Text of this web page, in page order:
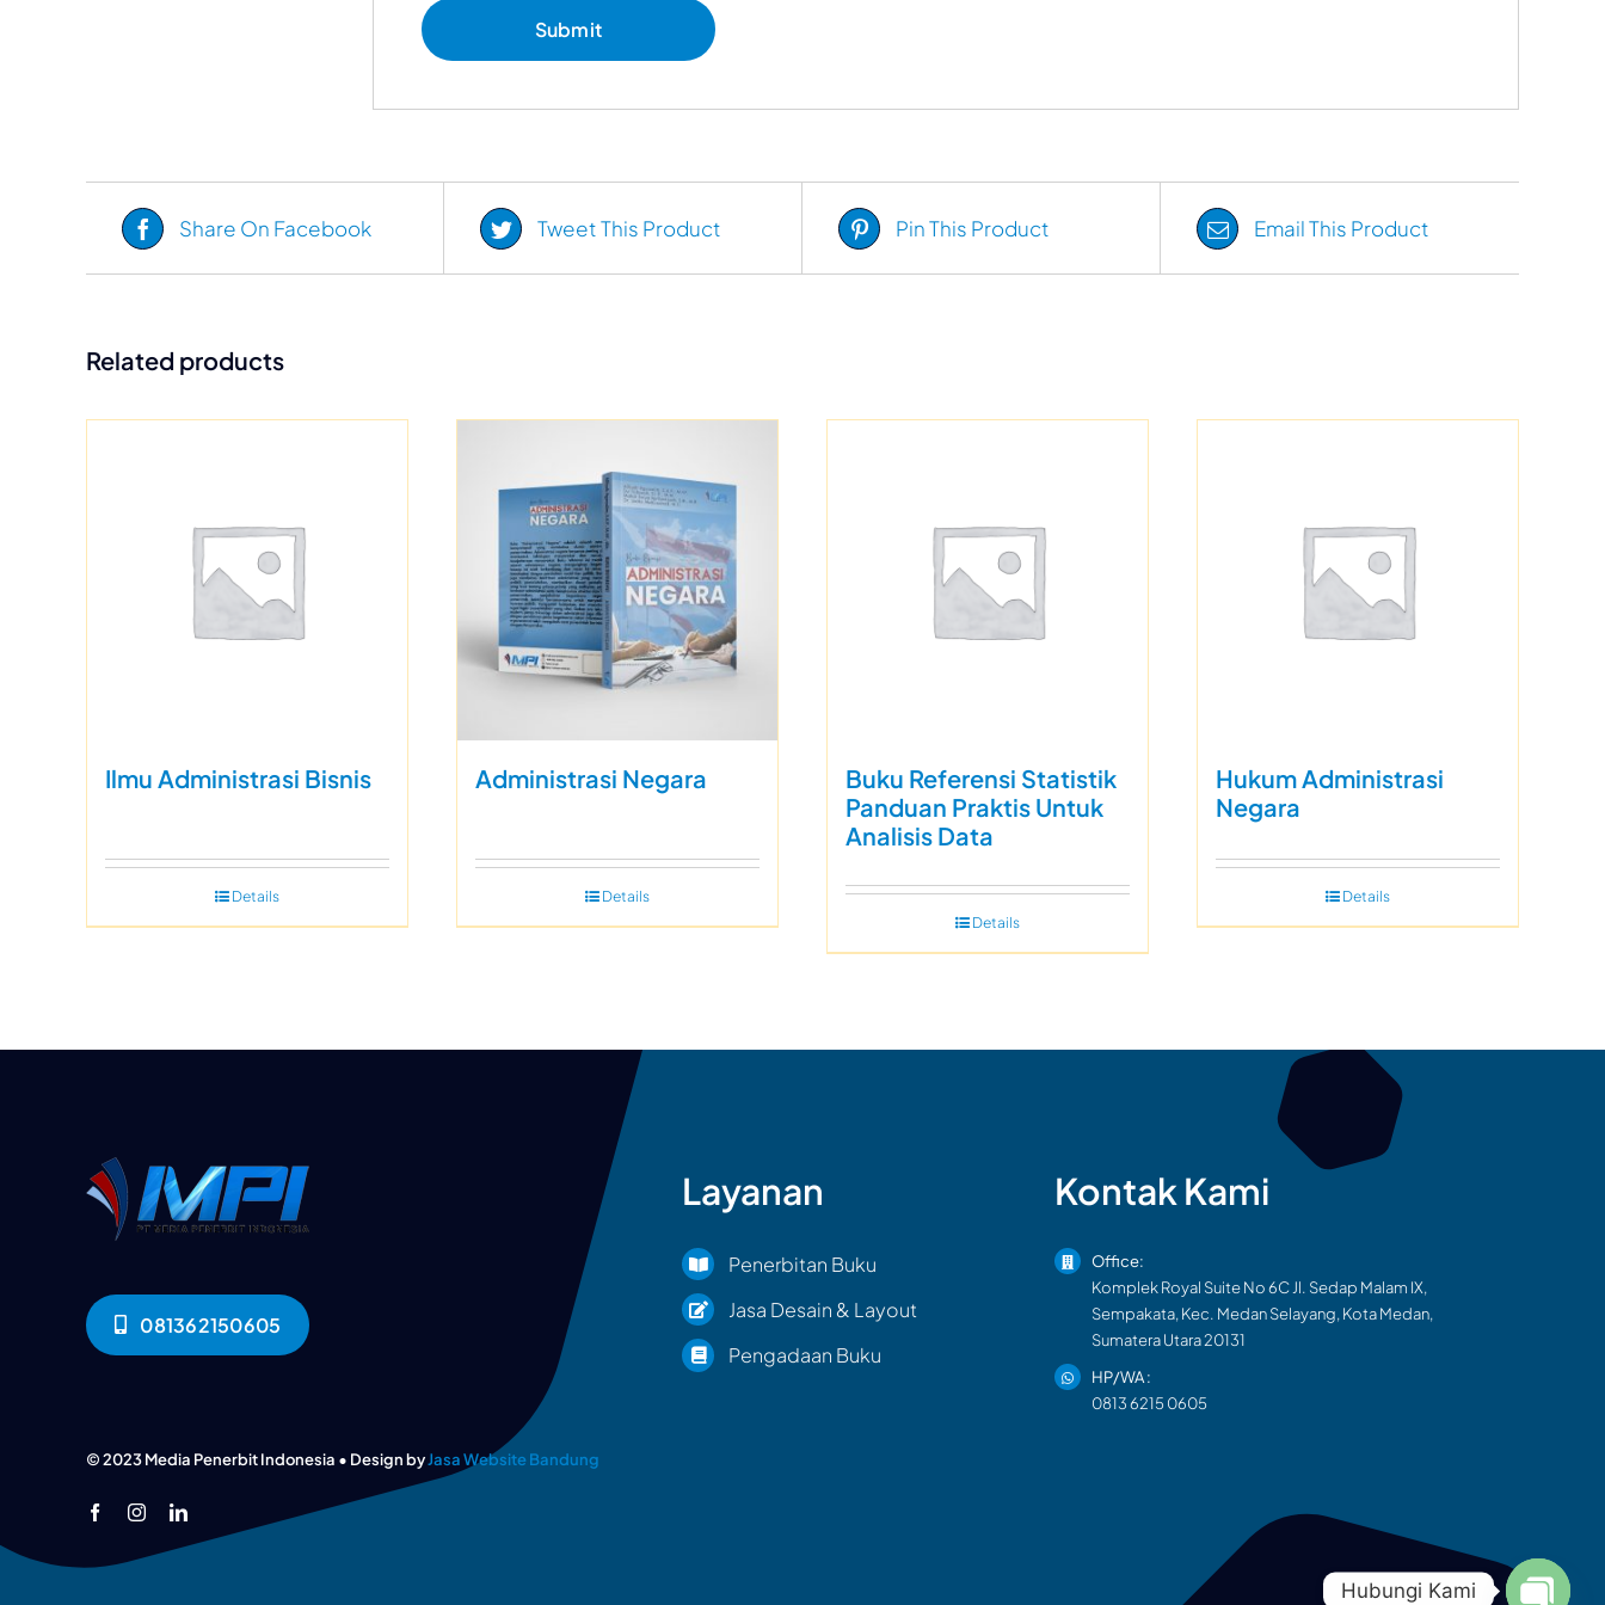
Share On Facebook Tweet This Product Pin This Product Email This Product
Related products
Ilmu Administrasi Bisnis
Details
Administrasi Negara
Details
Buku Referensi Statistik
Panduan Praktis Untuk
Analisis Data
Details
Hukum Administrasi
Negara
Details
081362150605
Layanan
Penerbitan Buku
Jasa Desain & Layout
Pengadaan Buku
Kontak Kami
Office:
Komplek Royal Suite No 6C Jl. Sedap Malam IX,
Sempakata, Kec. Medan Selayang, Kota Medan,
Sumatera Utara 20131
HP/WA :
0813 6215 0605
© 2023 Media Penerbit Indonesia • Design byJasa Website Bandung
Hubungi Kami